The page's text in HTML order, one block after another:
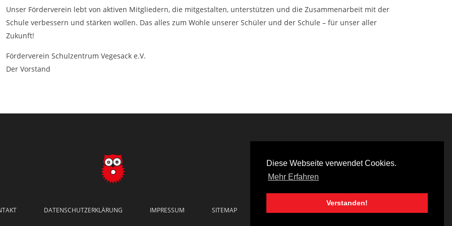
Diese Webseite verwendet Cookies.
Mehr Erfahren
Verstanden!
Unser Förderverein lebt von aktiven Mitgliedern, die mitgestalten, unterstützen und die Zusammenarbeit mit der
Schule verbessern und stärken wollen. Das alles zum Wohle unserer Schüler und der Schule – für unser aller
Zukunft!
Förderverein Schulzentrum Vegesack e.V.
Der Vorstand
DATENSCHUTZERKLÄRUNG IMPRESSUM SITEMAP